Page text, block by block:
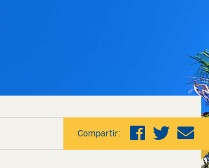
Compartir: